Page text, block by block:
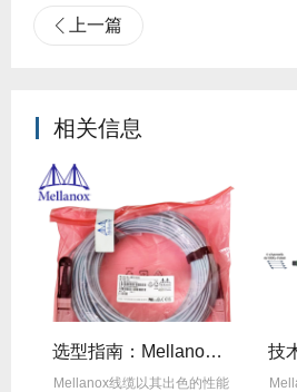
上一篇
相关信息
选型指南：Mellanox线缆带宽怎么选？看完这篇不纠结！
Mellanox线缆以其出色的性能